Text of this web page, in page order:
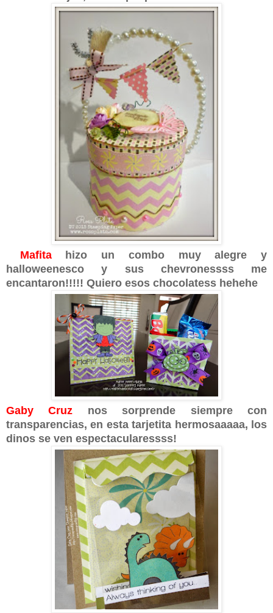
Mafitahizo un combo muy alegre y
halloweenesco y sus chevronessss me
encantaron!!!!! Quiero esos chocolatess hehehe
Gaby Cruz nos sorprende siempre con
transparencias, en esta tarjetita hermosaaaaa, los
dinos se ven espectacularessss!